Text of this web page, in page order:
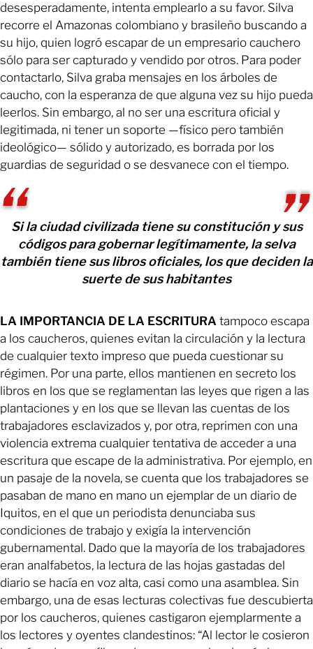
desesperadamente, intenta emplearlo a su favor. Silva
recorre el Amazonas colombiano y brasileño buscando a
su hijo, quien logró escapar de un empresario cauchero
sólo para ser capturado y vendido por otros. Para poder
contactarlo, Silva graba mensajes en los árboles de
caucho, con la esperanza de que alguna vez su hijo pueda
leerlos. Sin embargo, al no ser una escritura oficial y
legitimada, ni tener un soporte —físico pero también
ideológico— sólido y autorizado, es borrada por los
guardias de seguridad o se desvanece con el tiempo.
Si la ciudad civilizada tiene su constitución y sus
códigos para gobernar legítimamente, la selva
también tiene sus libros oficiales, los que deciden la
suerte de sus habitantes
LA IMPORTANCIA DE LA ESCRITURA tampoco escapa
a los caucheros, quienes evitan la circulación y la lectura
de cualquier texto impreso que pueda cuestionar su
régimen. Por una parte, ellos mantienen en secreto los
libros en los que se reglamentan las leyes que rigen a las
plantaciones y en los que se llevan las cuentas de los
trabajadores esclavizados y, por otra, reprimen con una
violencia extrema cualquier tentativa de acceder a una
escritura que escape de la administrativa. Por ejemplo, en
un pasaje de la novela, se cuenta que los trabajadores se
pasaban de mano en mano un ejemplar de un diario de
Iquitos, en el que un periodista denunciaba sus
condiciones de trabajo y exigía la intervención
gubernamental. Dado que la mayoría de los trabajadores
eran analfabetos, la lectura de las hojas gastadas del
diario se hacía en voz alta, casi como una asamblea. Sin
embargo, una de esas lecturas colectivas fue descubierta
por los caucheros, quienes castigaron ejemplarmente a
los lectores y oyentes clandestinos: “Al lector le cosieron